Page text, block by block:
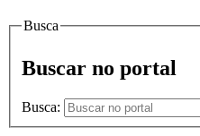
Busca
Buscar no portal
Busca: